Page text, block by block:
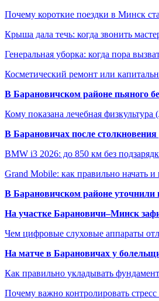
Почему короткие поездки в Минск
Крыша дала течь: когда звонить
Генеральная уборка: когда пора
Косметический ремонт или
В Барановичском районе пьяного
Кому показана лечебная
В Барановичах после
BMW i3 2026: до 850 км без
Grand Mobile: как правильно начать
В Барановичском районе уточнили
На участке Барановичи–Минск
Чем цифровые слуховые аппараты
На матче в Барановичах у
Как правильно укладывать
Почему важно контролировать